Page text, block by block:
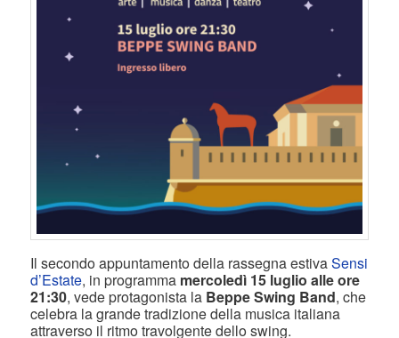
Il secondo appuntamento della rassegna estivaSensi
d’Estate, in programma mercoledì 15 luglio alle ore
21:30, vede protagonista la Beppe Swing Band, che
celebra la grande tradizione della musica italiana
attraverso il ritmo travolgente dello swing.